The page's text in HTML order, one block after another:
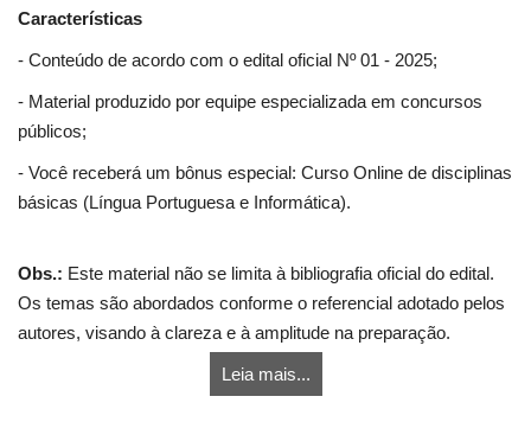
Características
- Conteúdo de acordo com o edital oficial Nº 01 - 2025;
- Material produzido por equipe especializada em concursos
públicos;
- Você receberá um bônus especial: Curso Online de disciplinas
básicas (Língua Portuguesa e Informática).
Obs.: Este material não se limita à bibliografia oficial do edital.
Os temas são abordados conforme o referencial adotado pelos
autores, visando à clareza e à amplitude na preparação.
Leia mais...